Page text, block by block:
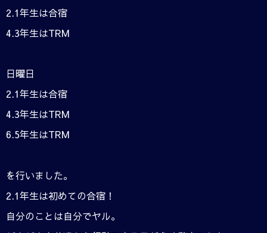
2.1年生は合宿
4.3年生はTRM
日曜日
2.1年生は合宿
4.3年生はTRM
6.5年生はTRM
を行いました。
2.1年生は初めての合宿！
自分のことは自分でヤル。